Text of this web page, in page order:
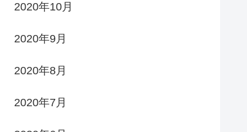
2020年10月
2020年9月
2020年8月
2020年7月